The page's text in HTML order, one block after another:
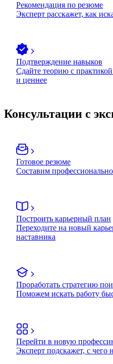
Рекомендация по резюме
Эксперт расскажет, как
Подтверждение навыков
Сдайте теорию с практикой
и ценнее
Консультации с
Готовое резюме
Составим
Построить карьерный план
Переходите на новый
наставника
Проработать стратегию
Поможем искать работу
Перейти в новую
Эксперт подскажет, с чего